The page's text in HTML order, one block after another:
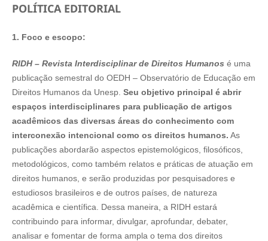
POLÍTICA EDITORIAL
1. Foco e escopo:
RIDH – Revista Interdisciplinar de Direitos Humanos é uma
publicação semestral do OEDH – Observatório de Educação em
Direitos Humanos da Unesp. Seu objetivo principal é abrir
espaços interdisciplinares para publicação de artigos
acadêmicos das diversas áreas do conhecimento com
interconexão intencional como os direitos humanos. As
publicações abordarão aspectos epistemológicos, filosóficos,
metodológicos, como também relatos e práticas de atuação em
direitos humanos, e serão produzidas por pesquisadores e
estudiosos brasileiros e de outros países, de natureza
acadêmica e científica. Dessa maneira, a RIDH estará
contribuindo para informar, divulgar, aprofundar, debater,
analisar e fomentar de forma ampla o tema dos direitos